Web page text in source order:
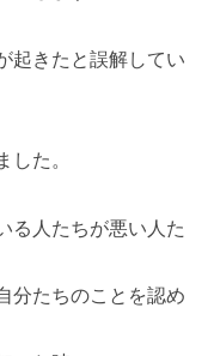
起きたと誤解してい
した。
る人たちが悪い人た
分たちのことを認め